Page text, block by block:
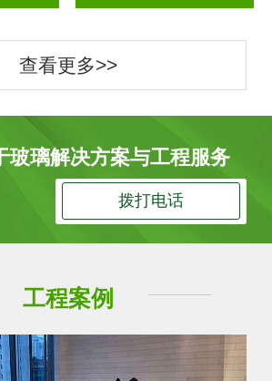
查看更多>>
璃解决方案与工程服务
拨打电话
工程案例